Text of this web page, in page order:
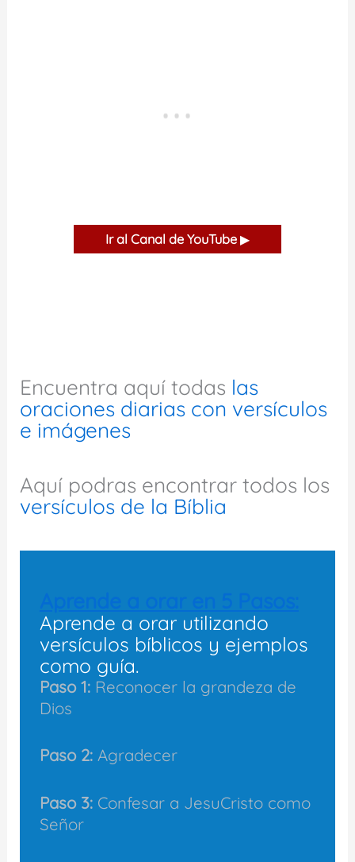
Ir al Canal de YouTube ▶
Encuentra aquí todas las
oraciones diarias con versículos
e imágenes
Aquí podras encontrar todos los
versículos de la Bíblia
Aprende a orar utilizando
versículos bíblicos y ejemplos
como guía.
Paso 1:Reconocer la grandeza de
Dios
Paso 2:Agradecer
Paso 3: Confesar a JesuCristo como
Señor